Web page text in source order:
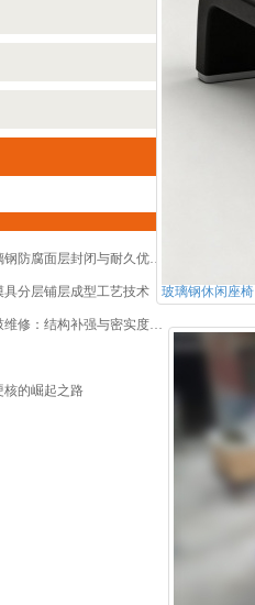
玻璃钢休闲座椅
腐面层封闭与耐久优化工艺
分层铺层成型工艺技术
：结构补强与密实度恢复方案
核的崛起之路